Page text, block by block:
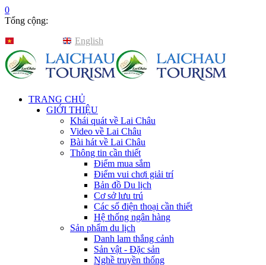
0
Tổng cộng:
English
TRANG CHỦ
GIỚI THIỆU
Khái quát về Lai Châu
Video về Lai Châu
Bài hát về Lai Châu
Thông tin cần thiết
Điểm mua sắm
Điểm vui chơi giải trí
Bản đồ Du lịch
Cơ sở lưu trú
Các số điện thoại cần thiết
Hệ thống ngân hàng
Sản phẩm du lịch
Danh lam thắng cảnh
Sản vật - Đặc sản
Nghề truyền thống